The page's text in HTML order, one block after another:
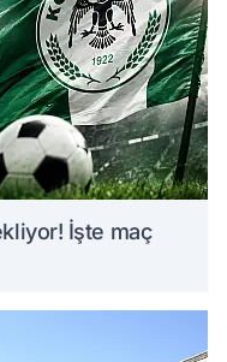
İşte maç